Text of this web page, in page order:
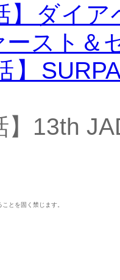
】ダイ
スト＆
】
】13th
とを固く禁じます。